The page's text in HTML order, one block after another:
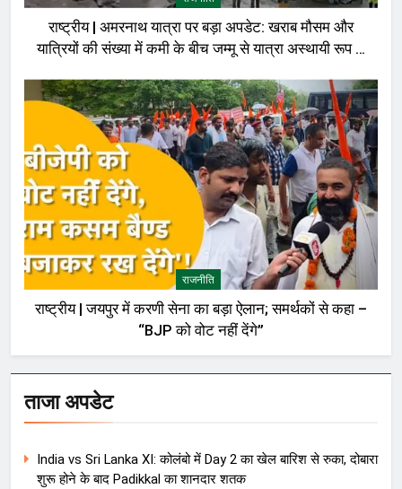
राष्ट्रीय | अमरनाथ यात्रा पर बड़ा अपडेट: खराब मौसम और
यात्रियों की संख्या में कमी के बीच जम्मू से यात्रा अस्थायी रूप से
राजनीति
राष्ट्रीय | जयपुर में करणी सेना का बड़ा ऐलान; समर्थकों से कहा –
“BJP को वोट नहीं देंगे”
ताजा अपडेट
India vs Sri Lanka XI: कोलंबो में Day 2 का खेल बारिश से रुका, दोबारा
शुरू होने के बाद Padikkal का शानदार शतक